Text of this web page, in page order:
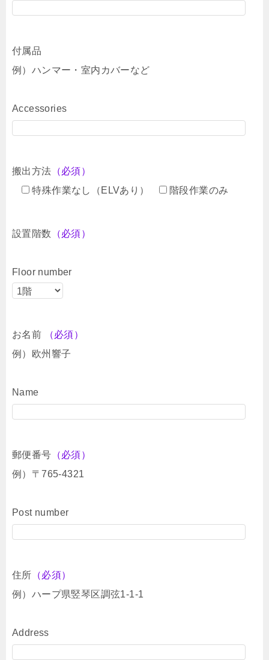
付属品
例）ハンマー・室内カバーなど
Accessories
搬出方法 （必須）
特殊作業なし（ELVあり）
階段作業のみ
設置階数 （必須）
Floor number
お名前
（必須）
例）欧州響子
Name
郵便番号 （必須）
例）〒765-4321
Post number
住所 （必須）
例）ハープ県竪琴区調弦1-1-1
Address